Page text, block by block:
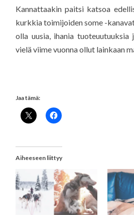
Kannattaakin paitsi katsoa
kurkkia toimijoiden some -
olla uusia, ihania
vielä viime vuonna ollut lainkaan
Jaa tämä:
Aiheeseen liittyy